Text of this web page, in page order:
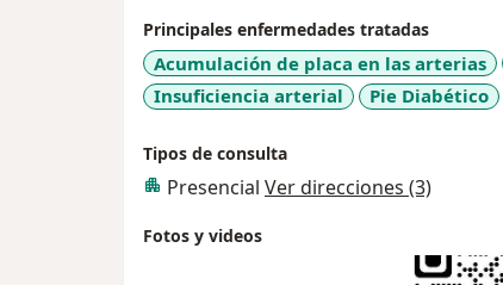
Principales enfermedades tratadas
Acumulación de placa en las arterias
Insuficiencia arterial
Pie Diabético
Tipos de consulta
Presencial Ver direcciones (3)
Fotos y videos